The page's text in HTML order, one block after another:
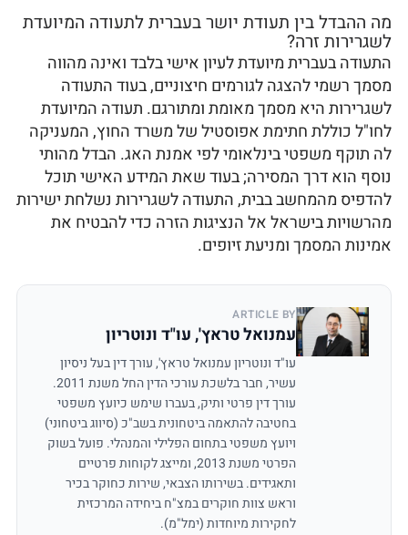
מה ההבדל בין תעודת יושר בעברית לתעודה המיועדת
לשגרירות זרה?
התעודה בעברית מיועדת לעיון אישי בלבד ואינה מהווה
מסמך רשמי להצגה לגורמים חיצוניים, בעוד התעודה
לשגרירות היא מסמך מאומת ומתורגם. תעודה המיועדת
לחו"ל כוללת חתימת אפוסטיל של משרד החוץ, המעניקה
לה תוקף משפטי בינלאומי לפי אמנת האג. הבדל מהותי
נוסף הוא דרך המסירה; בעוד שאת המידע האישי תוכל
להדפיס מהמחשב בבית, התעודה לשגרירות נשלחת ישירות
מהרשויות בישראל אל הנציגות הזרה כדי להבטיח את
אמינות המסמך ומניעת זיופים.
ARTICLE BY
עמנואל טראץ', עו"ד ונוטריון
עו"ד ונוטריון עמנואל טראץ', עורך דין בעל ניסיון
עשיר, חבר בלשכת עורכי הדין החל משנת 2011.
עורך דין פרטי ותיק, בעברו שימש כיועץ משפטי
בחטיבה להתאמה ביטחונית בשב"כ (סיווג ביטחוני)
ויועץ משפטי בתחום הפלילי והמנהלי. פועל בשוק
הפרטי משנת 2013, ומייצג לקוחות פרטיים
ותאגידים. בשירותו הצבאי, שירות כחוקר בכיר
וראש צוות חוקרים במצ"ח ביחידה המרכזית
לחקירות מיוחדות (ימל"מ).